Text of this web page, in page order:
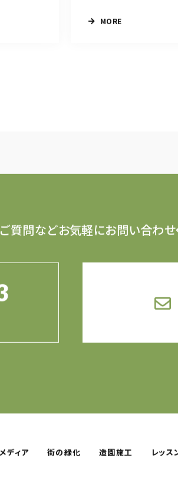
MORE
質問などお気軽にお問い合わせ
メディア 街の緑化 造園施工 レッス